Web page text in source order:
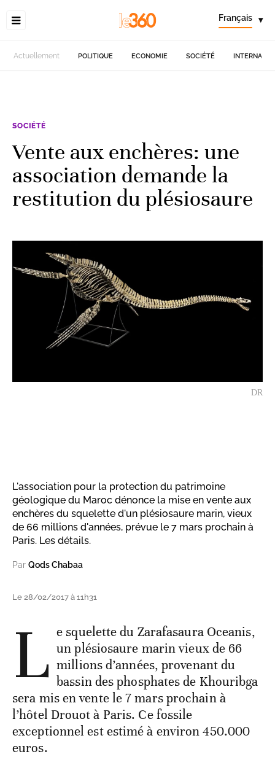
Français ▾
Actuellement POLITIQUE ECONOMIE SOCIÉTÉ
SOCIÉTÉ
Vente aux enchères: une
association demande la
restitution du plésiosaure
DR
L'association pour la protection du patrimoine
géologique du Maroc dénonce la mise en vente aux
enchères du squelette d'un plésiosaure marin, vieux
de 66 millions d'années, prévue le 7 mars prochain à
Paris. Les détails.
Par Qods Chabaa
Le 28/02/2017 à 11h31
L e squelette du Zarafasaura Oceanis,
un plésiosaure marin vieux de 66
millions d’années, provenant du
bassin des phosphates de Khouribga
sera mis en vente le 7 mars prochain à
l’hôtel Drouot à Paris. Ce fossile
exceptionnel est estimé à environ 450.000
euros.